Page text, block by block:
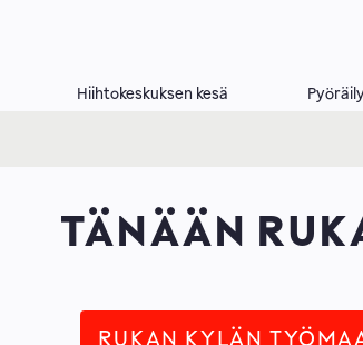
Hiihtokeskuksen kesä
TÄNÄÄN
RUKAN KYLÄN